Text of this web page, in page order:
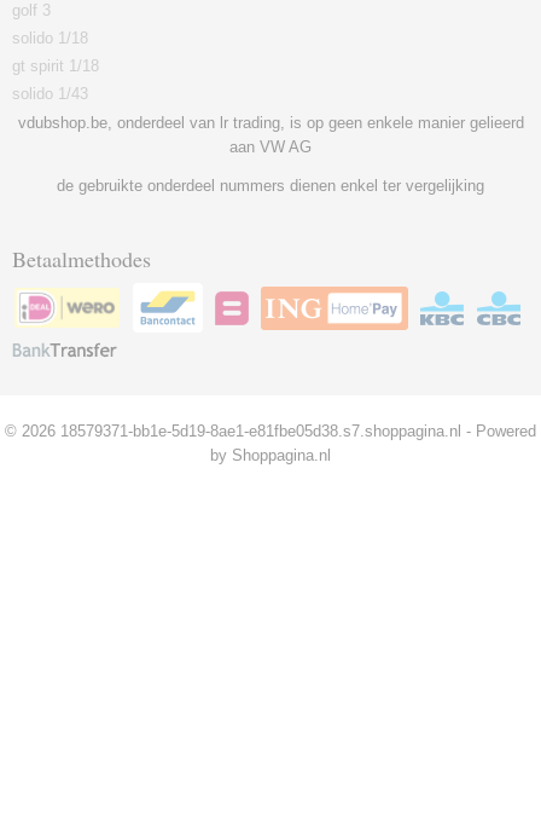
golf 3
solido 1/18
gt spirit 1/18
solido 1/43
vdubshop.be, onderdeel van lr trading, is op geen enkele manier gelieerd
aan VW AG
de gebruikte onderdeel nummers dienen enkel ter vergelijking
Betaalmethodes
© 2026 18579371-bb1e-5d19-8ae1-e81fbe05d38.s7.shoppagina.nl - Powered
by Shoppagina.nl